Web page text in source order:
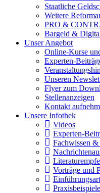
Staatliche
Weitere
PRO &
Bargeld &
Unser Angebot
Online-Kurse
Experten-
Unseren
Flyer zum
Stellenanzeigen
Kontakt
Unsere Infothek
Videos
Experten-
Fachwissen &
Vorträge und